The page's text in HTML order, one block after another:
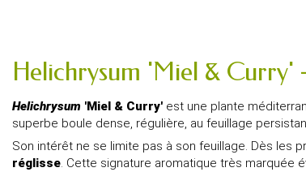
Helichrysum 'Miel & Curry'
Helichrysum 'Miel & Curry' est une plante
superbe boule dense, régulière, au feuillage
Son intérêt ne se limite pas à son feuillage. Dès les
réglisse. Cette signature aromatique très marquée